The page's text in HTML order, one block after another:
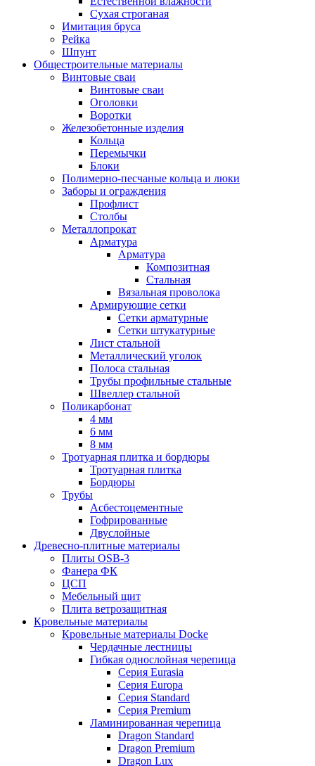
Сухая строганая
Имитация бруса
Рейка
Шпунт
Общестроительные материалы
Винтовые сваи
Винтовые сваи
Оголовки
Воротки
Железобетонные изделия
Кольца
Перемычки
Блоки
Полимерно-песчаные кольца и люки
Заборы и ограждения
Профлист
Столбы
Металлопрокат
Арматура
Арматура
Композитная
Стальная
Вязальная проволока
Армирующие сетки
Сетки арматурные
Сетки штукатурные
Лист стальной
Металлический уголок
Полоса стальная
Трубы профильные стальные
Швеллер стальной
Поликарбонат
4 мм
6 мм
8 мм
Тротуарная плитка и бордюры
Тротуарная плитка
Бордюры
Трубы
Асбестоцементные
Гофрированные
Двуслойные
Древесно-плитные материалы
Плиты OSB-3
Фанера ФК
ЦСП
Мебельный щит
Плита ветрозащитная
Кровельные материалы
Кровельные материалы Docke
Чердачные лестницы
Гибкая однослойная черепица
Серия Eurasia
Серия Europa
Серия Standard
Серия Premium
Ламинированная черепица
Dragon Standard
Dragon Premium
Dragon Lux